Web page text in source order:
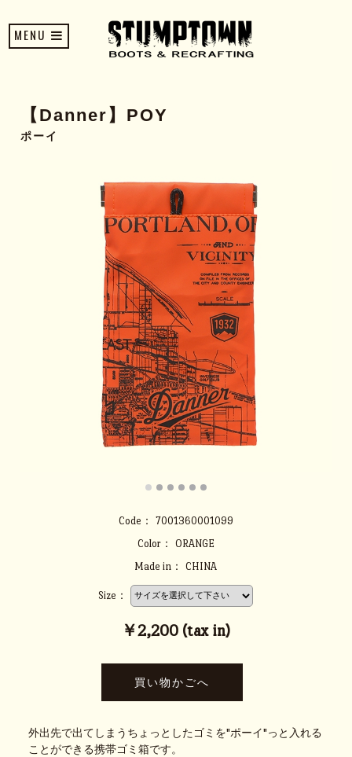
MENU
【Danner】POY
ポーイ
Code：
7001360001099
Color：
ORANGE
Made in：
CHINA
Size：
￥2,200 (tax in)
外出先で出てしまうちょっとしたゴミを"ポーイ"っと入れる
ことができる携帯ゴミ箱です。